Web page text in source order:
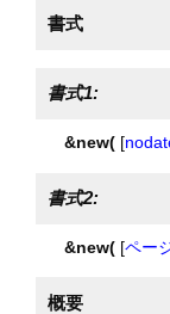
書式
書式1:
&new([
書式2:
&new([ペー
概要